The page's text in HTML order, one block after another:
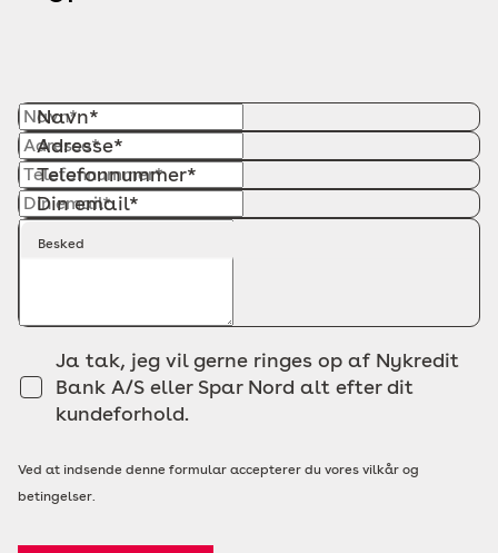
Navn*
Adresse*
Telefonnummer*
Din email*
Besked
Ja tak, jeg vil gerne ringes op af Nykredit
Bank A/S eller Spar Nord alt efter dit
kundeforhold.
Ved at indsende denne formular accepterer du vores vilkår og
betingelser.